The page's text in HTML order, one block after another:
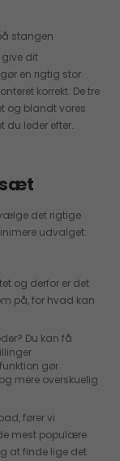
stangen
give dit
en rigtig stor
korrekt. De tre
og blandt vores
du leder efter.
det rigtige
udvalget:
og derfor er det
på, for hvad kan
Du kan få
gør
mere overskuelig
fører vi
mest populære
at finde lige det